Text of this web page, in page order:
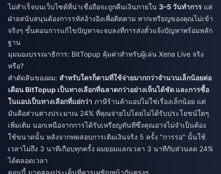
ไม่สำเร็จบนเว็บไซต์ที่น่าเชื่อถือจะถูกคืนเงินภายใน 3–5 วันทำการ แต่
ฝ่ายสนับสนุนต้องการรหัสอ้างอิงเพื่อติดตาม หากเหรียญของคุณไม่เข้า
จริงๆ ขั้นตอนการแก้ไขปัญหาจะจบลงที่การส่งตั๋วแจ้งปัญหาพร้อมหลัก
ฐาน
มุมมองบรรณาธิการ: BitTopup คุ้มค่าสำหรับผู้เล่น Xena Live จริง
หรือ?
คำตัดสินของผม: สำหรับใครก็ตามที่ใช้จ่ายมากกว่าจำนวนเล็กน้อยต่อ
เดือน BitTopup เป็นทางเลือกที่ฉลาดกว่าอย่างเห็นได้ชัด และการซื้อ
ในแอปเป็นทางเลือกที่แย่กว่า ภาษีร้านค้าแอปไม่ใช่เรื่องเล็กน้อย แต่
มันคือส่วนต่างประมาณ 24% ที่คุณจ่ายไปโดยไม่ได้รับประโยชน์ใดๆ
เพิ่มเติม นอกเหนือจากการได้รับเหรียญทันทีซึ่งคุณอาจไม่จำเป็นต้อง
ใช้ขนาดนั้น หลังจากทดสอบการเติมเงินจริง 5 ครั้ง "การรอ" นั้นใช้
เวลาไม่ถึง 3 นาทีเกือบทุกครั้ง ผมยอมแลกเวลา 3 นาทีกับส่วนลด 24%
ได้ตลอดเวลา